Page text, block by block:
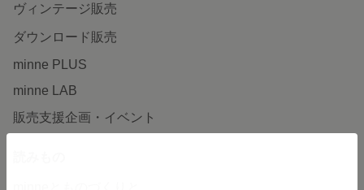
ヴィンテージ販売
ダウンロード販売
minne PLUS
minne LAB
販売支援企画・イベント